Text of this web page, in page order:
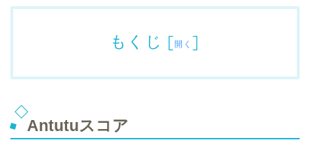
もくじ [開く ]
Antutuスコア